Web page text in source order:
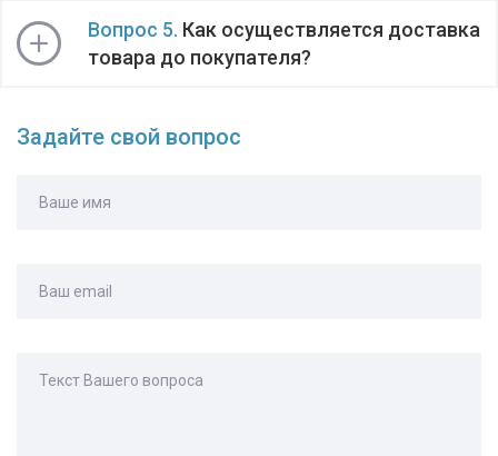
Вопрос 5. Как осуществляется доставка
товара до покупателя?
Задайте свой вопрос
Ваше имя
Ваш email
Текст Вашего вопроса